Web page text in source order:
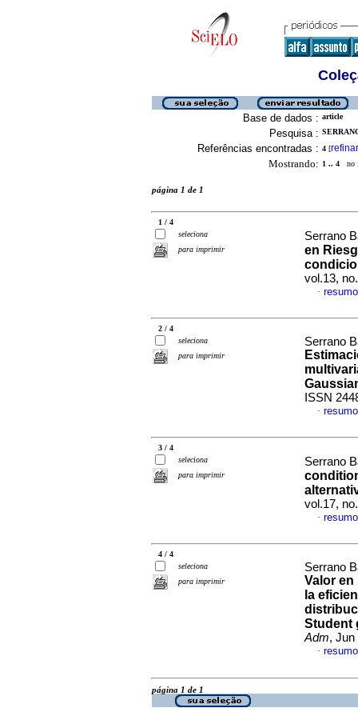
Base de dados : article
Pesquisa :
Referências encontradas : 4 [refinar
Mostrando: 1 .. 4 no
página 1 de 1
1 / 4
seleciona
para imprimir
Serrano
en
vol.13,
·
2 / 4
seleciona
para imprimir
Serrano
ISSN
·
3 / 4
seleciona
para imprimir
Serrano
vol.17,
·
4 / 4
seleciona
para imprimir
Serrano
Valor
la
Student
Adm, Jun
·
página 1 de 1